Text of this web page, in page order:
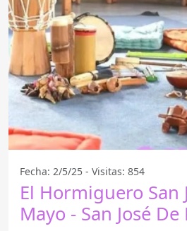
Fecha: 2/5/25 - Visitas: 854
El Hormiguero San
Mayo - San José De